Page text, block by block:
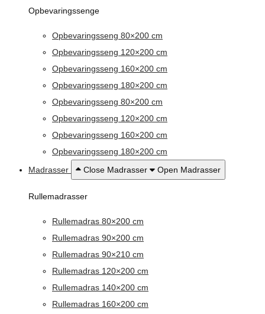
Opbevaringssenge
Opbevaringsseng 80×200 cm
Opbevaringsseng 120×200 cm
Opbevaringsseng 160×200 cm
Opbevaringsseng 180×200 cm
Opbevaringsseng 80×200 cm
Opbevaringsseng 120×200 cm
Opbevaringsseng 160×200 cm
Opbevaringsseng 180×200 cm
Madrasser
Close Madrasser Open Madrasser
Rullemadrasser
Rullemadras 80×200 cm
Rullemadras 90×200 cm
Rullemadras 90×210 cm
Rullemadras 120×200 cm
Rullemadras 140×200 cm
Rullemadras 160×200 cm